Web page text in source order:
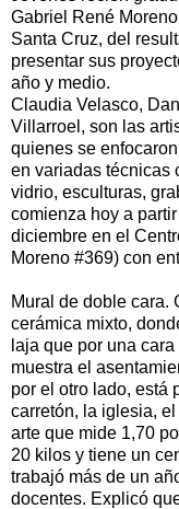
Gabriel René
Santa Cruz, del
presentar sus
año y medio.
Claudia Velasco,
Villarroel, son las
quienes se
en variadas técnicas
vidrio, esculturas,
comienza hoy a
diciembre en el
Moreno #369) con
Mural de doble cara.
cerámica mixto,
laja que por una
muestra el
por el otro lado, está
carretón, la iglesia,
arte que mide 1,70
20 kilos y tiene un
trabajó más de un
docentes. Explicó